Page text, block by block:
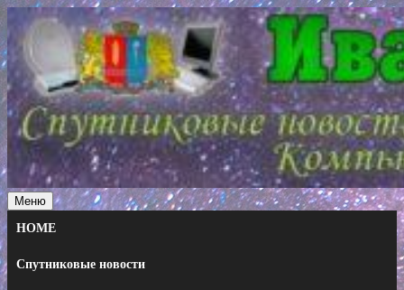
Перейти
к
содержимому
Меню
HOME
Спутниковые новости